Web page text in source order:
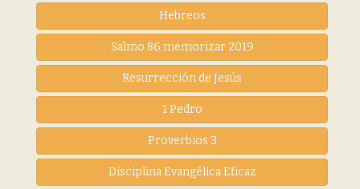
Hebreos
Salmo 86 memorizar 2019
Resurrección de Jesús
1 Pedro
Proverbios 3
Disciplina Evangélica Eficaz